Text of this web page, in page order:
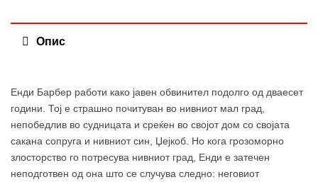
Опис
Енди Барбер работи како јавен обвинител подолго од дваесет
години. Тој е страшно почитуван во нивниот мал град,
непобедлив во судницата и среќен во својот дом со својата
сакана сопруга и нивниот син, Џејкоб. Но кога грозоморно
злосторство го потресува нивниот град, Енди е затечен
неподготвен од она што се случува следно: неговиот